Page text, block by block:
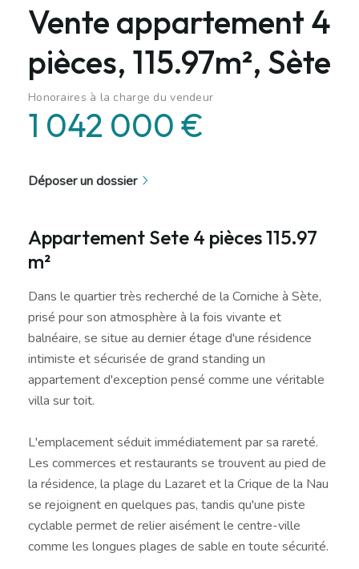
Vente appartement 4
pièces, 115.97m², Sète
Honoraires à la charge du vendeur
1 042 000 €
Déposer un dossier
Appartement Sete 4 pièces 115.97
m²
Dans le quartier très recherché de la Corniche à Sète,
prisé pour son atmosphère à la fois vivante et
balnéaire, se situe au dernier étage d'une résidence
intimiste et sécurisée de grand standing un
appartement d'exception pensé comme une véritable
villa sur toit.
L'emplacement séduit immédiatement par sa rareté.
Les commerces et restaurants se trouvent au pied de
la résidence, la plage du Lazaret et la Crique de la Nau
se rejoignent en quelques pas, tandis qu'une piste
cyclable permet de relier aisément le centre-ville
comme les longues plages de sable en toute sécurité.